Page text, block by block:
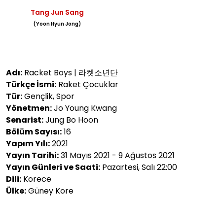
Tang Jun Sang
(Yoon Hyun Jong)
Adı: Racket Boys | 라켓소년단
Türkçe İsmi: Raket Çocuklar
Tür:Gençlik, Spor
Yönetmen:Jo Young Kwang
Senarist:Jung Bo Hoon
Bölüm Sayısı:16
Yapım Yılı:2021
Yayın Tarihi:31 Mayıs 2021 - 9 Ağustos 2021
Yayın Günleri ve Saati: Pazartesi, Salı 22:00
Dili: Korece
Ülke:Güney Kore